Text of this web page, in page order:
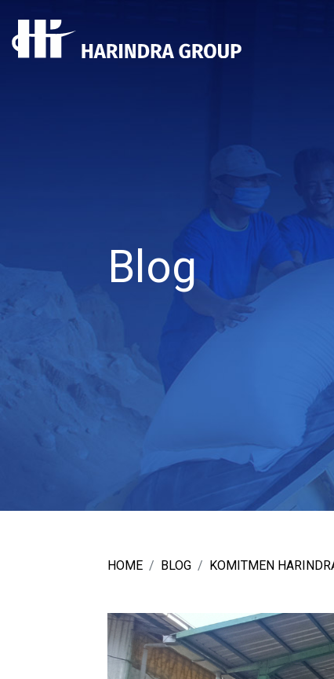
Blog
HOME BLOG KOMITMEN